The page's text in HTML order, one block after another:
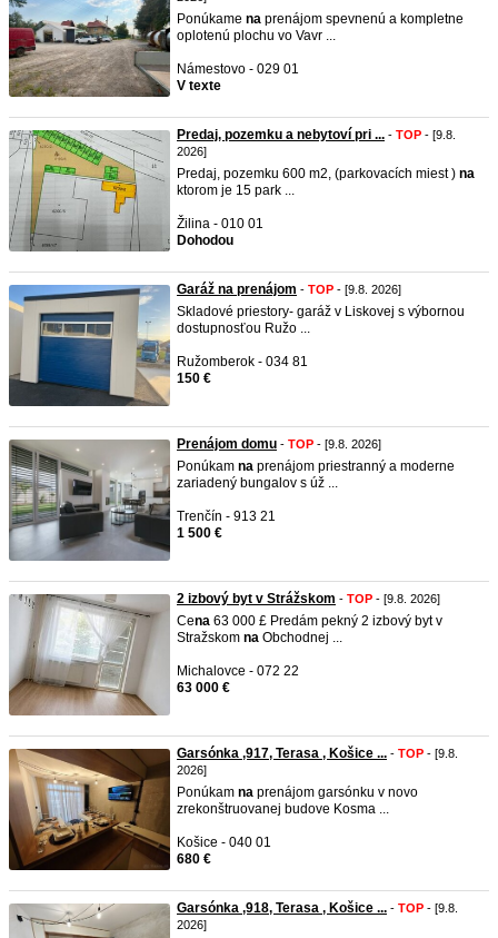
Ponúkame na prenájom spevnenú a kompletne
oplotenú plochu vo Vavr ...
Námestovo - 029 01
V texte
Predaj, pozemku a nebytoví pri ... - TOP - [9.8.
2026]
Predaj, pozemku 600 m2, (parkovacích miest ) na
ktorom je 15 park ...
Žilina - 010 01
Dohodou
Garáž na prenájom - TOP - [9.8. 2026]
Skladové priestory- garáž v Liskovej s výbornou
dostupnosťou Ružo ...
Ružomberok - 034 81
150 €
Prenájom domu - TOP - [9.8. 2026]
Ponúkam na prenájom priestranný a moderne
zariadený bungalov s úž ...
Trenčín - 913 21
1 500 €
2 izbový byt v Strážskom - TOP - [9.8. 2026]
Cena 63 000 £ Predám pekný 2 izbový byt v
Stražskom na Obchodnej ...
Michalovce - 072 22
63 000 €
Garsónka ,917, Terasa , Košice ... - TOP - [9.8.
2026]
Ponúkam na prenájom garsónku v novo
zrekonštruovanej budove Kosma ...
Košice - 040 01
680 €
Garsónka ,918, Terasa , Košice ... - TOP - [9.8.
2026]